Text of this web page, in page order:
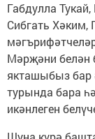
Габдулла
Сибгать
Мәрҗәни белән
якташыбыз бар
турында бара
икәнлеген